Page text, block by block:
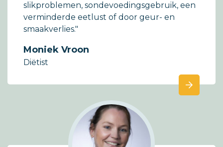
slikproblemen, sondevoedingsgebruik, een
verminderde eetlust of door geur- en
smaakverlies."
Moniek Vroon
Diëtist